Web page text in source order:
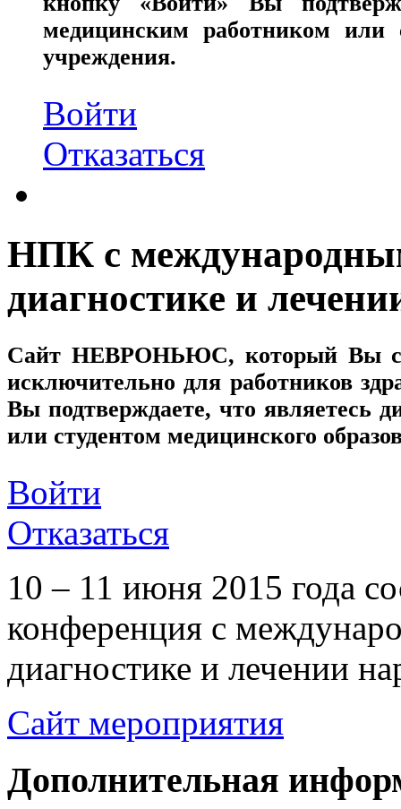
медицинским работником или
учреждения.
Войти
Отказаться
НПК с
диагностике и
Сайт НЕВРОНЬЮС, который Вы
исключительно для работников
Вы подтверждаете, что являетесь
или студентом медицинского
Войти
Отказаться
10 – 11 июня 2015 года
конференция с
диагностике и лечении
Сайт мероприятия
Дополнительная